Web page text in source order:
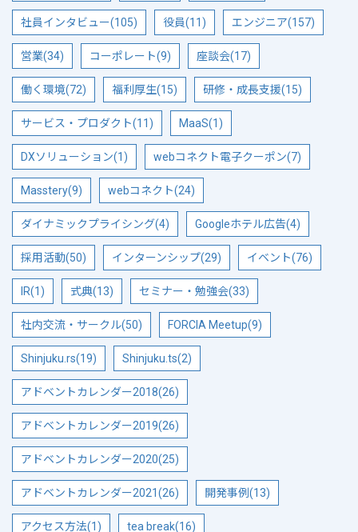
社員インタビュー(105) 役員(11) エンジニア(157)
営業(34) コーポレート(9) 座談会(17)
働く環境(72) 福利厚生(15) 研修・成長支援(15)
サービス・プロダクト(11) MaaS(1)
DXソリューション(1) webコネクト電子クーポン(7)
Masstery(9) webコネクト(24)
ダイナミックプライシング(4) Googleホテル広告(4)
採用活動(50) インターンシップ(29) イベント(76)
IR(1) 式典(13) セミナー・勉強会(33)
社内交流・サークル(50) FORCIA Meetup(9)
Shinjuku.rs(19) Shinjuku.ts(2)
アドベントカレンダー2018(26)
アドベントカレンダー2019(26)
アドベントカレンダー2020(25)
アドベントカレンダー2021(26) 開発事例(13)
アクセス方法(1) tea break(16)